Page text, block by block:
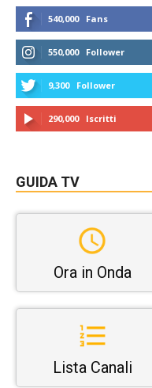
540,000 Fans
550,000 Follower
9,300 Follower
290,000 Iscritti
GUIDA TV
Ora in Onda
Lista Canali